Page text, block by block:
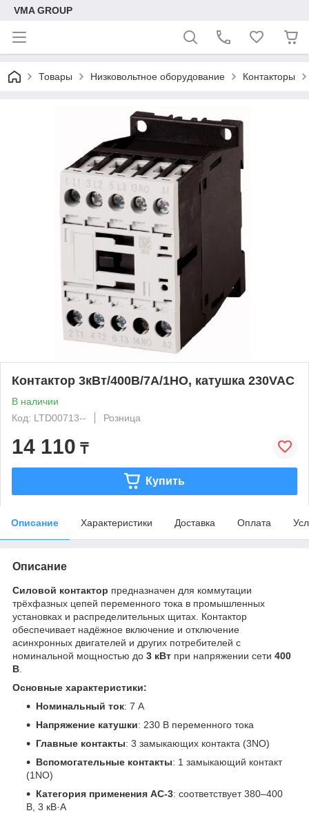
VMA GROUP
Товары Низковольтное оборудование Контакторы
Контактор 3кВт/400В/7А/1НО, катушка 230VAC
В наличии
Код: LTD00713--
Розница
14 110 ₸
Купить
Описание Характеристики Доставка Оплата
Описание
Силовой контактор предназначен для коммутации
трёхфазных цепей переменного тока в промышленных
установках и распределительных щитах. Контактор
обеспечивает надёжное включение и отключение
асинхронных двигателей и других потребителей с
номинальной мощностью до 3 кВт при напряжении сети 400
В
Основные характеристики:
Номинальный ток: 7 А
Напряжение катушки: 230 В переменного тока
Главные контакты: 3 замыкающих контакта (3NO)
Вспомогательные контакты: 1 замыкающий контакт
(1NO)
Категория применения AC-3: соответствует 380–400
В, 3 кВ·А